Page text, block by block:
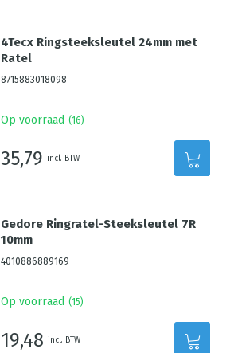
4Tecx Ringsteeksleutel 24mm met
Ratel
8715883018098
Op voorraad (16)
35,79 incl. BTW
Gedore Ringratel-Steeksleutel 7R
10mm
4010886889169
Op voorraad (15)
19,48 incl. BTW